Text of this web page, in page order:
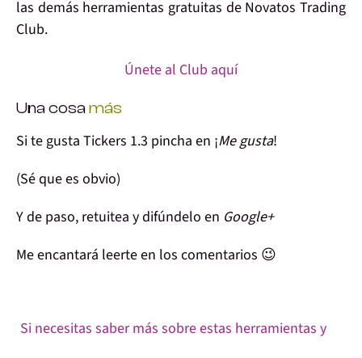
las demás herramientas gratuitas de Novatos Trading
Club.
Únete al Club aquí
Una cosamás
Si te gusta Tickers 1.3 pincha en ¡Me gusta!
(Sé que es obvio)
Y de paso, retuitea y difúndelo en Google+
Me encantará leerteen los comentarios 😉
Si necesitas saber más sobre estas herramientas y